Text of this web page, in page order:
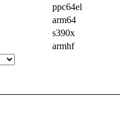
ppc64el
arm64
s390x
armhf